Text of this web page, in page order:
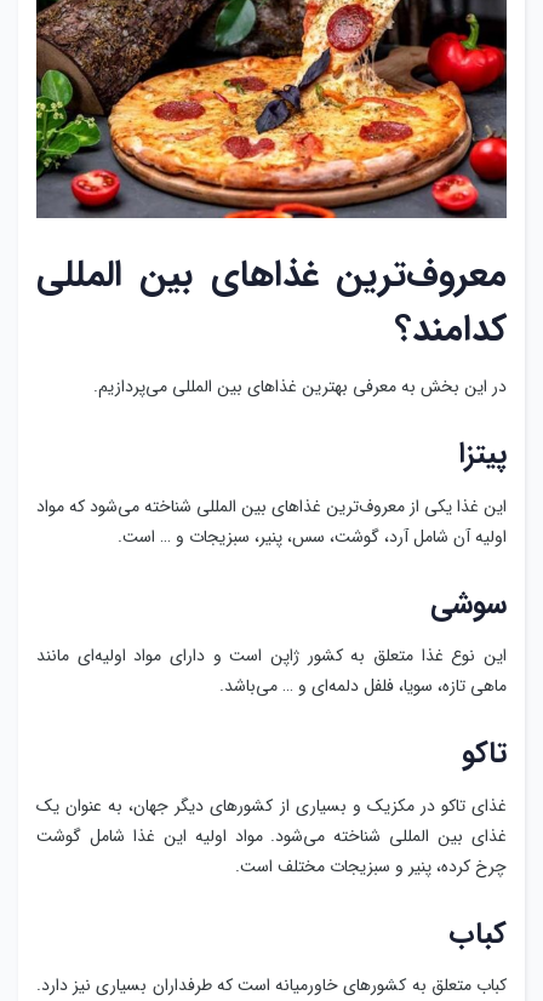
معروف‌ترین غذاهای بین المللی
کدامند؟
در این بخش به معرفی بهترین غذاهای بین المللی می‌پردازیم.
پیتزا
این غذا یکی از معروف‌ترین غذاهای بین المللی شناخته می‌شود که مواد
اولیه آن شامل آرد، گوشت، سس، پنیر، سبزیجات و … است.
سوشی
این نوع غذا متعلق به کشور ژاپن است و دارای مواد اولیه‌ای مانند
ماهی تازه، سویا، فلفل دلمه‌ای و … می‌باشد.
تاکو
غذای تاکو در مکزیک و بسیاری از کشورهای دیگر جهان، به عنوان یک
غذای بین المللی شناخته می‌شود. مواد اولیه این غذا شامل گوشت
چرخ کرده، پنیر و سبزیجات مختلف است.
کباب
کباب متعلق به کشورهای خاورمیانه است که طرفداران بسیاری نیز دارد.